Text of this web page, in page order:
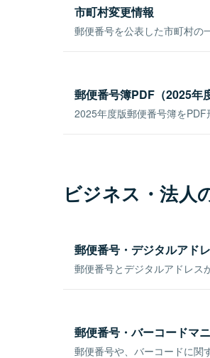
市町村変更情報
郵便番号を公表した市町村の
郵便番号簿PDF（2025年
2025年度版郵便番号簿をPDF
ビジネス・法人
郵便番号・デジタルアド
郵便番号とデジタルアドレス
郵便番号・バーコードマ
郵便番号や、バーコードに関